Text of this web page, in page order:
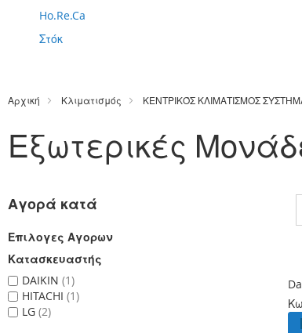
Ho.Re.Ca
Στόκ
Αρχική Κλιματισμός ΚΕΝΤΡΙΚΌΣ ΚΛΙΜΑΤΙΣΜΟΣ
Εξωτερικές
Αγορά κατά
Επιλογες Αγορων
Κατασκευαστής
DAIKIN 1
HITACHI 1
LG 2